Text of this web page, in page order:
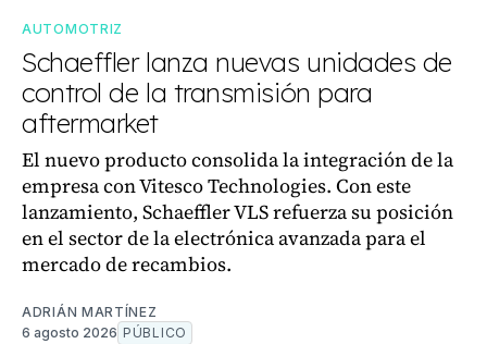
AUTOMOTRIZ
Schaeffler lanza nuevas unidades de
control de la transmisión para
aftermarket
El nuevo producto consolida la integración de la
empresa con Vitesco Technologies. Con este
lanzamiento, Schaeffler VLS refuerza su posición
en el sector de la electrónica avanzada para el
mercado de recambios.
ADRIÁN MARTÍNEZ
6 agosto 2026 PÚBLICO